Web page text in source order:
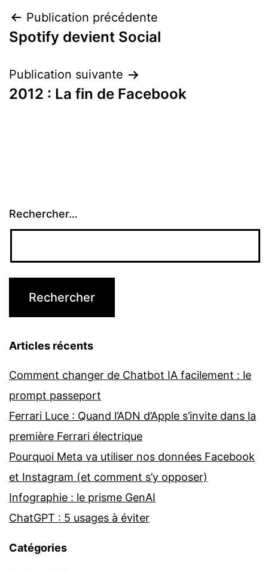
Navigation
de
l’article
Publication précédente
Spotify devient Social
Publication suivante
2012 : La fin de Facebook
Rechercher…
Articles récents
Comment changer de Chatbot IA facilement : le
prompt passeport
Ferrari Luce : Quand l’ADN d’Apple s’invite dans la
première Ferrari électrique
Pourquoi Meta va utiliser nos données Facebook
et Instagram (et comment s’y opposer)
Infographie : le prisme GenAI
ChatGPT : 5 usages à éviter
Catégories